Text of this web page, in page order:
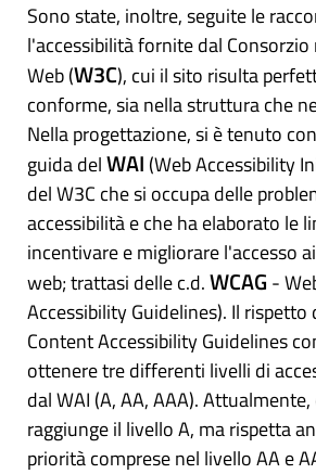
Sono state, inoltre, seguite le
l'accessibilità fornite dal
Web (W3C), cui il sito risulta
conforme, sia nella struttura che
Nella progettazione, si è tenuto
guida delWAI (Web Accessibility
del W3C che si occupa delle
accessibilità e che ha elaborato le
incentivare e migliorare l'accesso
web; trattasi delle c.d.WCAG -
Accessibility Guidelines). Il rispetto
Content Accessibility Guidelines
ottenere tre differenti livelli di
dal WAI (A, AA, AAA).
raggiunge il livello A, ma rispetta
priorità comprese nel livello AA e